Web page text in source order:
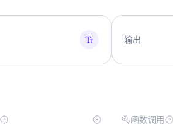
输出
函数调用